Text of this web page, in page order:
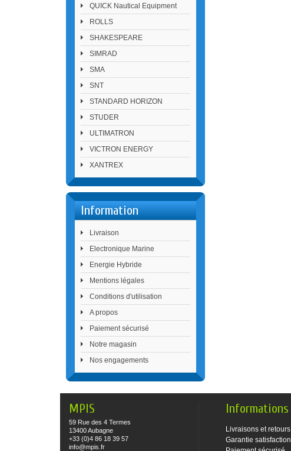
QUICK Nautical Equipment
ROLLS
SHAKESPEARE
SIMRAD
SMA
SNT
STANDARD HORIZON
STUDER
ULTIMATRON
VICTRON ENERGY
XANTREX
Information
Livraison
Electronique Marine
Energie Hybride
Mentions légales
Conditions d'utilisation
A propos
Paiement sécurisé
Notre magasin
Nos engagements
MPIS
59 Rue des 4 Termes
13400 Aubagne
+33 (0)4 86 18 39 57
info@mpis.fr
Informations
Livraisons et retours
Garantie satisfaction